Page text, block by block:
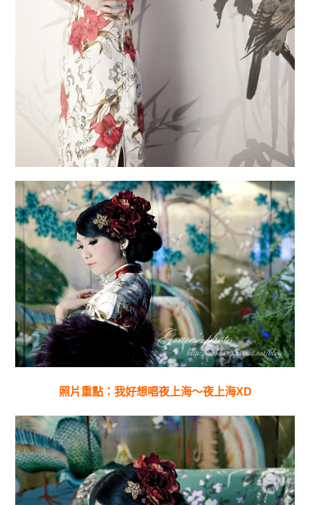
照片重點：我好想唱夜上海～夜上海XD